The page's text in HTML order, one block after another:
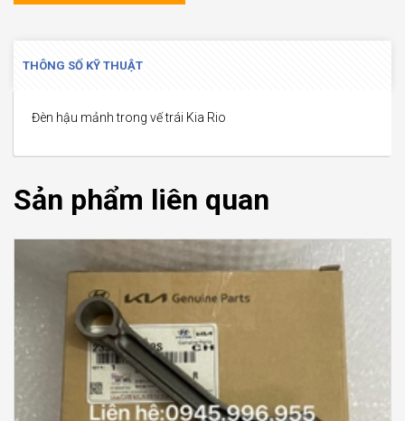
THÔNG SỐ KỸ THUẬT
Đèn hậu mảnh trong vế trái Kia Rio
Sản phẩm liên quan